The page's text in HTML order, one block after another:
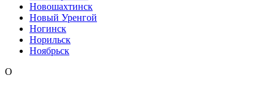
Новошахтинск
Новый Уренгой
Ногинск
Норильск
Ноябрьск
О